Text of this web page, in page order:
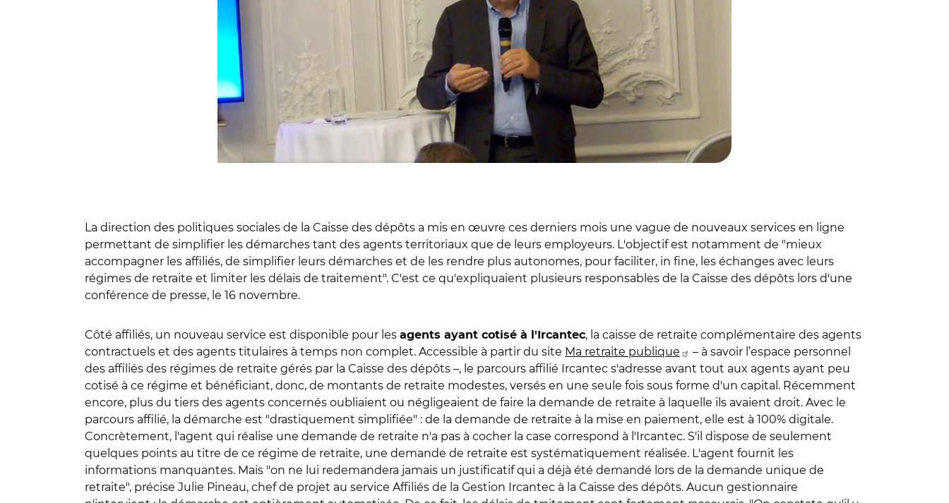
La direction des politiques sociales de la Caisse des dépôts a mis en œuvre ces derniers mois une vague de nouveaux services en ligne
permettant de simplifier les démarches tant des agents territoriaux que de leurs employeurs. L'objectif est notamment de "mieux
accompagner les affiliés, de simplifier leurs démarches et de les rendre plus autonomes, pour faciliter, in fine, les échanges avec leurs
régimes de retraite et limiter les délais de traitement". C'est ce qu'expliquaient plusieurs responsables de la Caisse des dépôts lors d'une
conférence de presse, le 16 novembre.
Côté affiliés, un nouveau service est disponible pour les agents ayant cotisé à l'Ircantec, la caisse de retraite complémentaire des agents
contractuels et des agents titulaires à temps non complet. Accessible à partir du site Ma retraite publique
– à savoir l’espace personnel
des affiliés des régimes de retraite gérés par la Caisse des dépôts –, le parcours affilié Ircantec s'adresse avant tout aux agents ayant peu
cotisé à ce régime et bénéficiant, donc, de montants de retraite modestes, versés en une seule fois sous forme d'un capital. Récemment
encore, plus du tiers des agents concernés oubliaient ou négligeaient de faire la demande de retraite à laquelle ils avaient droit. Avec le
parcours affilié, la démarche est "drastiquement simplifiée" : de la demande de retraite à la mise en paiement, elle est à 100% digitale.
Concrètement, l'agent qui réalise une demande de retraite n'a pas à cocher la case correspond à l'Ircantec. S'il dispose de seulement
quelques points au titre de ce régime de retraite, une demande de retraite est systématiquement réalisée. L'agent fournit les
informations manquantes. Mais "on ne lui redemandera jamais un justificatif qui a déjà été demandé lors de la demande unique de
retraite", précise Julie Pineau, chef de projet au service Affiliés de la Gestion Ircantec à la Caisse des dépôts. Aucun gestionnaire